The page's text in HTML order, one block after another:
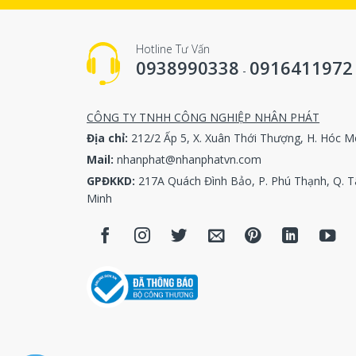
Xuất xứ :
SXTC – 20
SXTC – 70
Hotline Tư Vấn
0938990338 - 0916411972
CÔNG TY TNHH CÔNG NGHIỆP NHÂN PHÁT
Địa chỉ: 212/2 Ấp 5, X. Xuân Thới Thượng, H. Hóc
Mail:nhanphat@nhanphatvn.com
GPĐKKD: 217A Quách Đình Bảo, P. Phú Thạnh, Q.
Minh